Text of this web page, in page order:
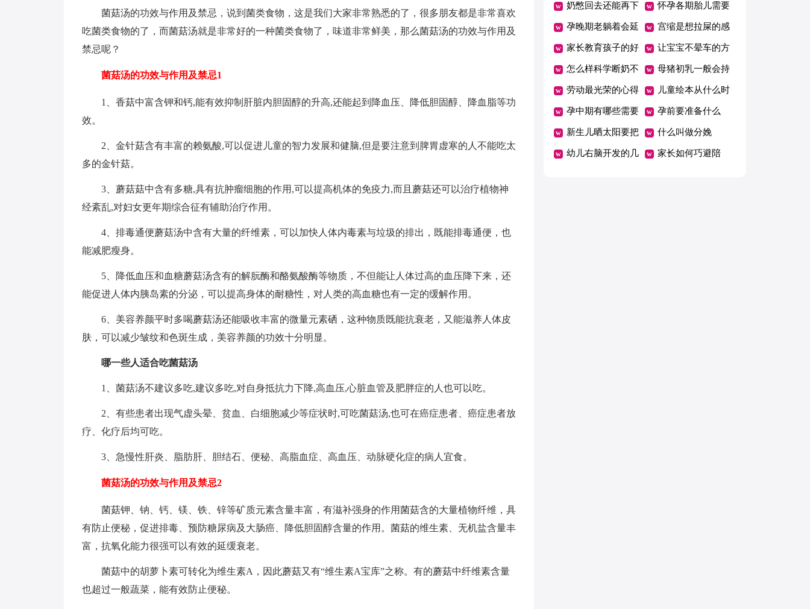
菌菇汤的功效与作用及禁忌，说到菌类食物，这是我们大家非常熟悉的了，很多朋友都是非常喜欢
吃菌类食物的了，而菌菇汤就是非常好的一种菌类食物了，味道非常鲜美，那么菌菇汤的功效与作用及
禁忌呢？
菌菇汤的功效与作用及禁忌1
1、香菇中富含钾和钙,能有效抑制肝脏内胆固醇的升高,还能起到降血压、降低胆固醇、降血脂等功
效。
2、金针菇含有丰富的赖氨酸,可以促进儿童的智力发展和健脑,但是要注意到脾胃虚寒的人不能吃太
多的金针菇。
3、蘑菇菇中含有多糖,具有抗肿瘤细胞的作用,可以提高机体的免疫力,而且蘑菇还可以治疗植物神
经紊乱,对妇女更年期综合征有辅助治疗作用。
4、排毒通便蘑菇汤中含有大量的纤维素，可以加快人体内毒素与垃圾的排出，既能排毒通便，也
能减肥瘦身。
5、降低血压和血糖蘑菇汤含有的解朊酶和酪氨酸酶等物质，不但能让人体过高的血压降下来，还
能促进人体内胰岛素的分泌，可以提高身体的耐糖性，对人类的高血糖也有一定的缓解作用。
6、美容养颜平时多喝蘑菇汤还能吸收丰富的微量元素硒，这种物质既能抗衰老，又能滋养人体皮
肤，可以减少皱纹和色斑生成，美容养颜的功效十分明显。
哪一些人适合吃菌菇汤
1、菌菇汤不建议多吃,建议多吃,对自身抵抗力下降,高血压,心脏血管及肥胖症的人也可以吃。
2、有些患者出现气虚头晕、贫血、白细胞减少等症状时,可吃菌菇汤,也可在癌症患者、癌症患者放
疗、化疗后均可吃。
3、急慢性肝炎、脂肪肝、胆结石、便秘、高脂血症、高血压、动脉硬化症的病人宜食。
菌菇汤的功效与作用及禁忌2
菌菇钾、钠、钙、镁、铁、锌等矿质元素含量丰富，有滋补强身的作用菌菇含的大量植物纤维，具
有防止便秘，促进排毒、预防糖尿病及大肠癌、降低胆固醇含量的作用。菌菇的维生素、无机盐含量丰
富，抗氧化能力很强可以有效的延缓衰老。
菌菇中的胡萝卜素可转化为维生素A，因此蘑菇又有“维生素A宝库”之称。有的蘑菇中纤维素含量
也超过一般蔬菜，能有效防止便秘。
奶憋回去还能再下
来吗
怀孕各期胎儿需要
的营养
孕晚期老躺着会延
期吗
宫缩是想拉屎的感
觉吗
家长教育孩子的好
方法总结一年级
让宝宝不晕车的方
法
怎么样科学断奶不
坑娃
母猪初乳一般会持
续几天
劳动最光荣的心得
体会范文（精选5
篇）
儿童绘本从什么时
候开始看有哪些好
处
孕中期有哪些需要
注意的事项
孕前要准备什么
新生儿晒太阳要把
衣服脱了吗
什么叫做分娩
幼儿右脑开发的几 家长如何巧避陪